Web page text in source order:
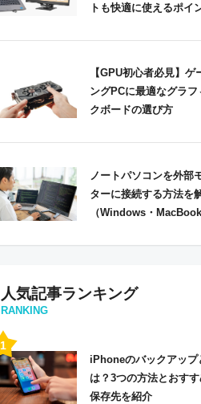
トも快適に使えるポイ
【GPU初心者必見】ゲ
ングPCに最適なグラフ
クボードの選び方
ノートパソコンを外部
ターに接続する方法を
（Windows・MacBook
人気記事ランキング
RANKING
iPhoneのバックアップ
は？3つの方法とおす
保存先を紹介